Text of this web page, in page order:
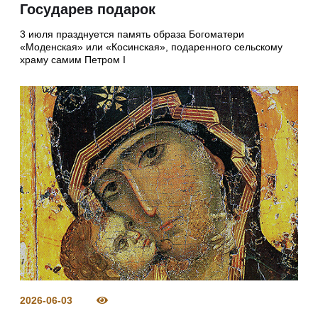
Государев подарок
3 июля празднуется память образа Богоматери
«Моденская» или «Косинская», подаренного сельскому
храму самим Петром I
2026-06-03